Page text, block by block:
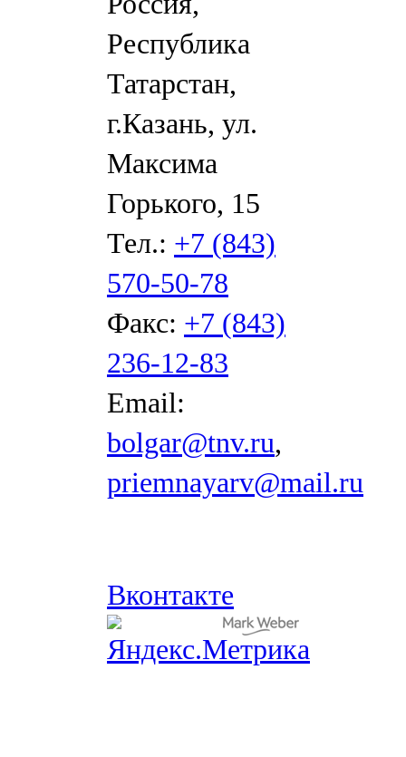
Республика
Татарстан,
г.Казань, ул.
Максима
Горького, 15
Тел.: +7 (843)
570-50-78
Факс: +7 (843)
236-12-83
Email:
bolgar@tnv.ru,
priemnayarv@mail.ru
Вконтакте